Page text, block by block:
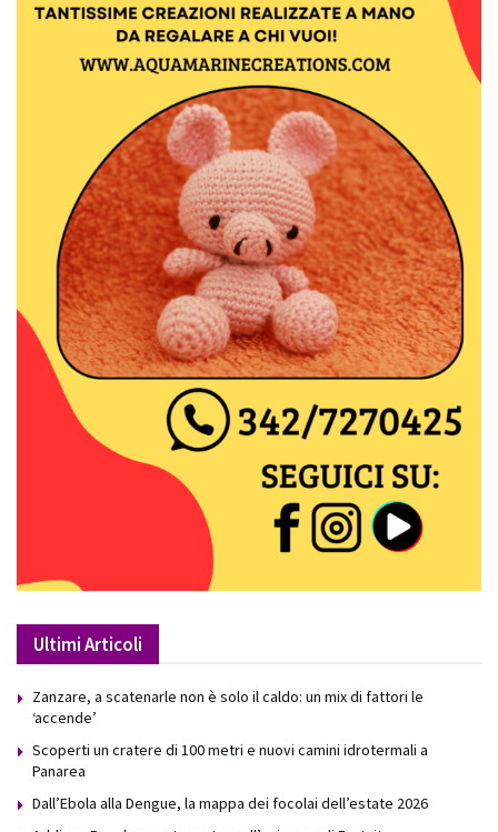
Ultimi Articoli
Zanzare, a scatenarle non è solo il caldo: un mix di fattori le
‘accende’
Scoperti un cratere di 100 metri e nuovi camini idrotermali a
Panarea
Dall’Ebola alla Dengue, la mappa dei focolai dell’estate 2026